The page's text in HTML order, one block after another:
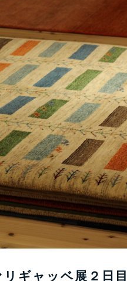
ギャッベ展２日